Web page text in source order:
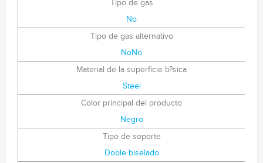
Tipo de gas
No
Tipo de gas alternativo
NoNo
Material de la superficie b?sica
Steel
Color principal del producto
Negro
Tipo de soporte
Doble biselado